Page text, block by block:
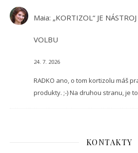
Maia: „KORTIZOL“ JE
VOLBU
24. 7. 2026
RADKO ano, o tom kortizolu máš
produkty. ;-) Na druhou stranu, je
KONTAKTY